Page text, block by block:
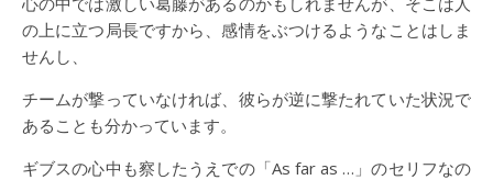
の上に立つ局長ですから、感情をぶつけるようなことはしま
せんし、
チームが撃っていなければ、彼らが逆に撃たれていた状況で
あることも分かっています。
ギブスの心中も察したうえでの「As far as …」のセリフなの